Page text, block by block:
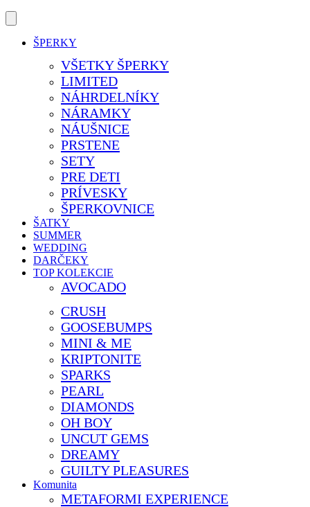
ŠPERKY
VŠETKY ŠPERKY
LIMITED
NÁHRDELNÍKY
NÁRAMKY
NÁUŠNICE
PRSTENE
SETY
PRE DETI
PRÍVESKY
ŠPERKOVNICE
ŠATKY
SUMMER
WEDDING
DARČEKY
TOP KOLEKCIE
AVOCADO
CRUSH
GOOSEBUMPS
MINI & ME
KRIPTONITE
SPARKS
PEARL
DIAMONDS
OH BOY
UNCUT GEMS
DREAMY
GUILTY PLEASURES
Komunita
METAFORMI EXPERIENCE